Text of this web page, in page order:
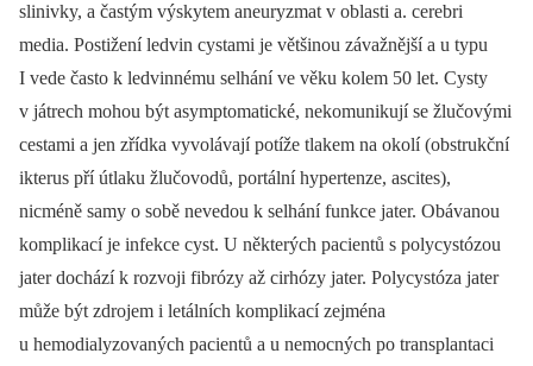
slinivky, a častým výskytem aneuryzmat v oblasti a. cerebri
media. Postižení ledvin cystami je většinou závažnější a u typu
I vede často k ledvinnému selhání ve věku kolem 50 let. Cysty
v játrech mohou být asymptomatické, nekomunikují se žlučovými
cestami a jen zřídka vyvolávají potíže tlakem na okolí (obstrukční
ikterus pří útlaku žlučovodů, portální hypertenze, ascites),
nicméně samy o sobě nevedou k selhání funkce jater. Obávanou
komplikací je infekce cyst. U některých pacientů s polycystózou
jater dochází k rozvoji fibrózy až cirhózy jater. Polycystóza jater
může být zdrojem i letálních komplikací zejména
u hemodialyzovaných pacientů a u nemocných po transplantaci